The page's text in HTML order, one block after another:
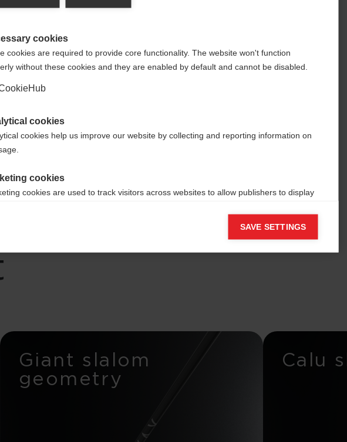
de
Giant slalom
geometry
Calu
United States (English)
Oui, je souhaite être redirigé(e)
cookies
cookies are required to provide core functionality. The website won't function
without these cookies and they are enabled by default and cannot be disabled.
cookies
cookies help us improve our website by collecting and reporting information on
cookies
cookies are used to track visitors across websites to allow publishers to display
SAVE SETTINGS